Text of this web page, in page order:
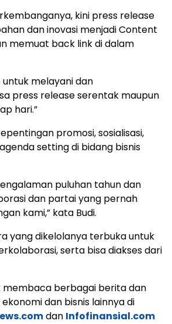
kini press release
dan inovasi menjadi Content
memuat back link di dalam
untuk melayani dan
press release serentak maupun
hari.”
promosi, sosialisasi,
setting di bidang bisnis
puluhan tahun dan
dan partai yang pernah
kami,” kata Budi.
yang dikelolanya terbuka untuk
serta bisa diakses dari
membaca berbagai berita dan
dan bisnis lainnya di
dan Infofinansial.com